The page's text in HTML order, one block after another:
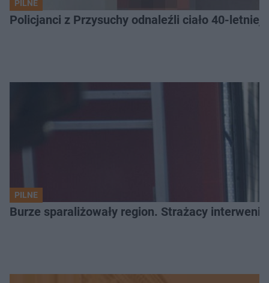
PILNE
Policjanci z Przysuchy odnaleźli ciało 40-letniej
PILNE
Burze sparaliżowały region. Strażacy